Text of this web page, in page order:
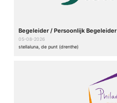
Begeleider / Persoonlijk Begeleider
05-08-2026
stellaluna, de punt (drenthe)